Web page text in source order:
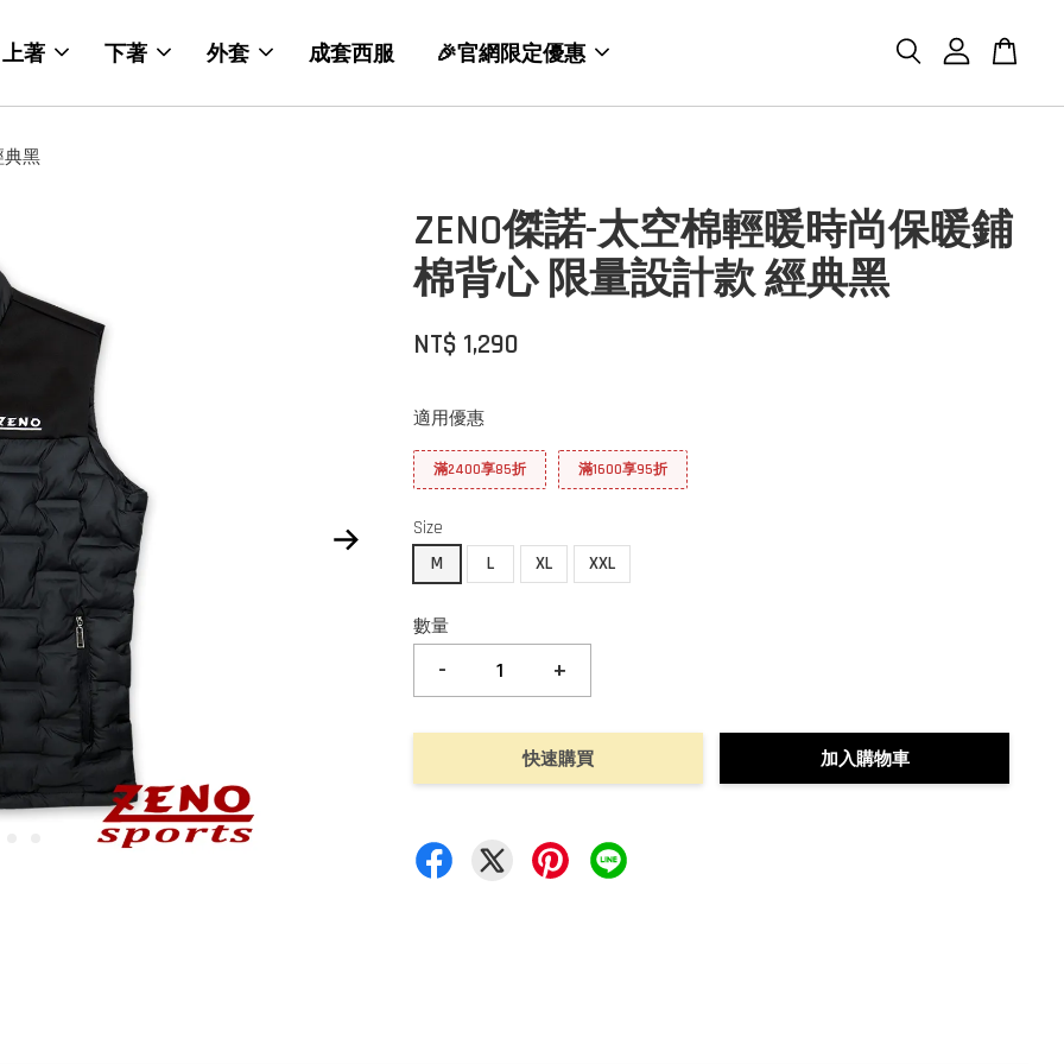
上著 下著 外套 成套西服 🎉官網限定優惠
典黑
ZENO傑諾-太空棉輕暖時尚保暖鋪
棉背心 限量設計款 經典黑
NT$ 1,290
適用優惠
滿2400享85折 滿1600享95折
Size
M
L XL XXL
數量
- +
快速購買 加入購物車